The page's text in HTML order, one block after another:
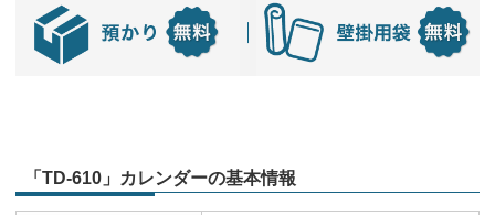
「TD-610」カレンダーの基本情報